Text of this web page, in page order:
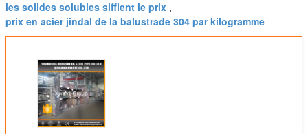
les solides solubles sifflent le prix ,
prix en acier jindal de la balustrade 304 par kilogramme